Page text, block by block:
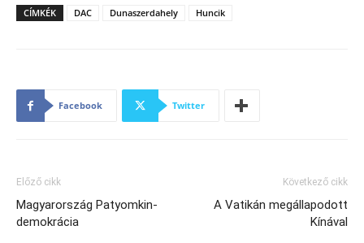
CÍMKÉK DAC Dunaszerdahely Huncik
Facebook Twitter
Előző cikk
Magyarország Patyomkin-
demokrácia
Következő cikk
A Vatikán megállapodott
Kínával